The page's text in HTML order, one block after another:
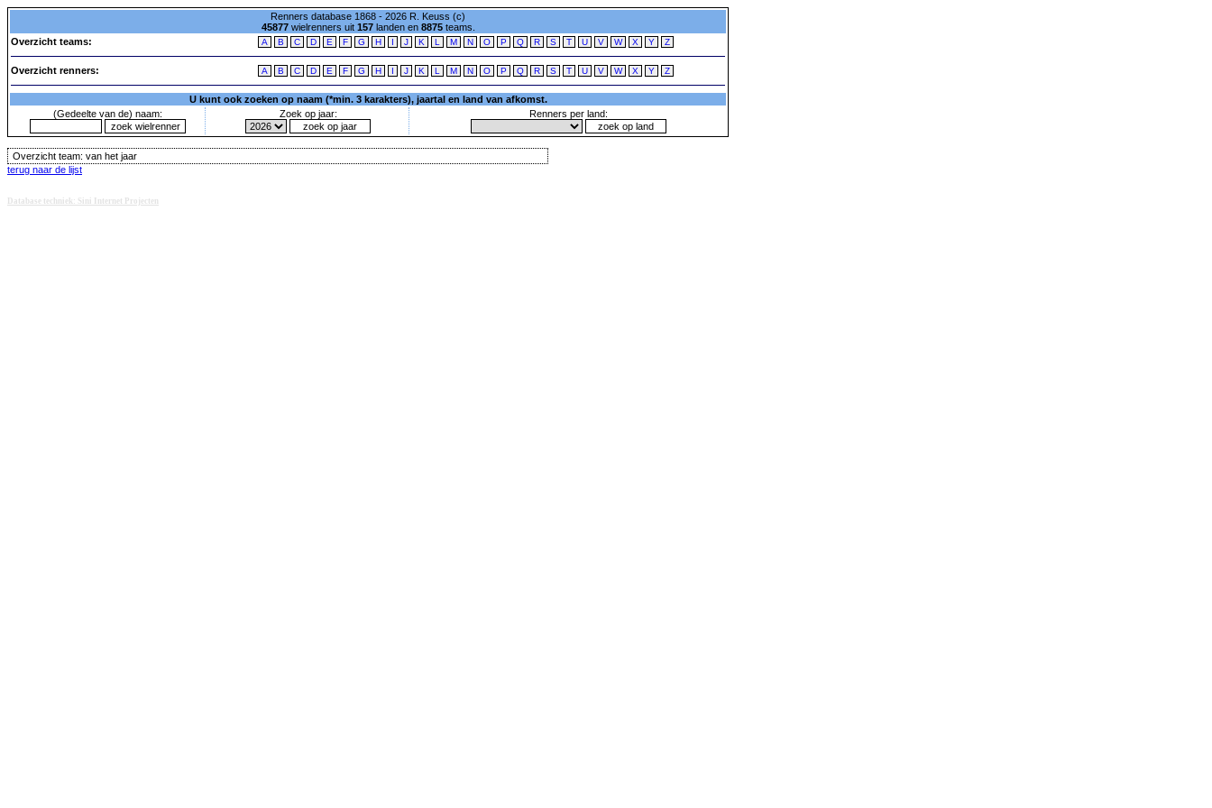
Renners database 1868 - 2026 R. Keuss (c)
45877wielrenners uit 157landen en 8875teams.
Overzicht teams:
A B C D E F G H I J K L M N O P Q R S T U V W X Y Z
Overzicht renners: A B C D E F G H I J K L M N O P Q R S T U V W X Y Z
U kunt ook zoeken op naam (*min. 3 karakters), jaartal en land van afkomst.
(Gedeelte van de) naam:
Zoek op jaar: Renners per land:
Overzicht team: van het jaar
terug naar de lijst
Database techniek: Sini Internet Projecten